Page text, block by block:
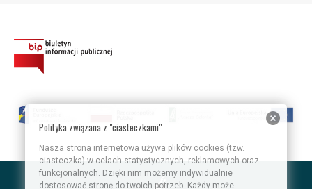
Polityka związana z "ciasteczkami"
Nasza strona internetowa używa plików cookies (tzw.
ciasteczka) w celach statystycznych, reklamowych oraz
funkcjonalnych. Dzięki nim możemy indywidualnie
dostosować stronę do twoich potrzeb. Każdy może